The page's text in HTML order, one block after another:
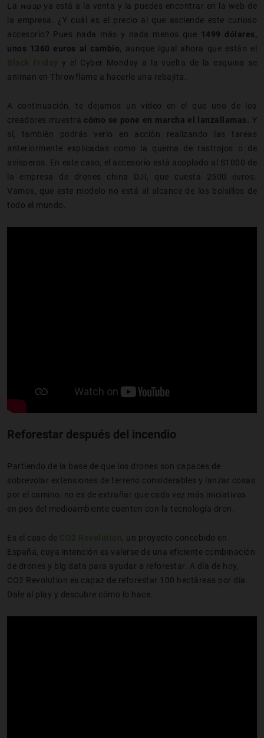
La wasp ya está a la venta y la puedes encontrar en la web de
la empresa. ¿Y cuál es el precio al que asciende este curioso
accesorio? Pues nada más y nada menos que 1499 dólares,
unos 1360 euros al cambio , aunque igual ahora que están el
Black Friday y el Cyber Monday a la vuelta de la esquina se
animan en Throwflame a hacerle una rebajita.
A continuación, te dejamos un vídeo en el que uno de los
creadores muestra cómo se pone en marcha el lanzallamas. Y
sí, también podrás verlo en acción realizando las tareas
anteriormente explicadas como la quema de rastrojos o de
avisperos. En este caso, el accesorio está acoplado al S1000 de
la empresa de drones china DJI, que cuesta 2500 euros.
Vamos, que este modelo no está al alcance de los bolsillos de
todo el mundo.
Reforestar después del incendio
Partiendo de la base de que los drones son capaces de
sobrevolar extensiones de terreno considerables y lanzar cosas
por el camino, no es de extrañar que cada vez más iniciativas
en pos del medioambiente cuenten con la tecnología dron.
Es el caso de CO2 Revolution , un proyecto concebido en
España, cuya intención es valerse de una eficiente combinación
de drones y big data para ayudar a reforestar. A día de hoy,
CO2 Revolution es capaz de reforestar 100 hectáreas por día.
Dale al play y descubre cómo lo hace.